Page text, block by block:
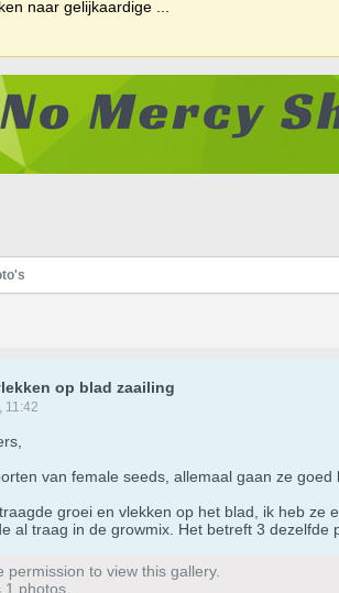
naar gelijkaardige
op blad zaailing
11:42
van female seeds, allemaal gaan ze goed
groei en vlekken op het blad, ik heb
al traag in de growmix. Het betreft 3
permission to view this gallery.
photos.